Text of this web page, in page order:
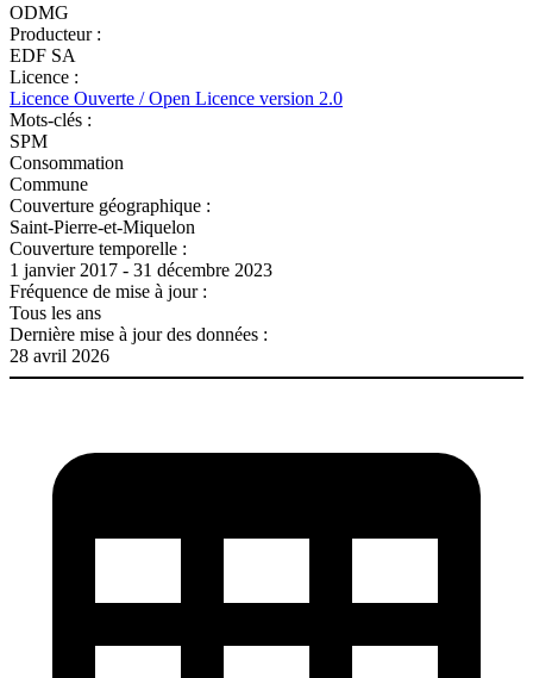
ODMG
Producteur :
EDF SA
Licence :
Licence Ouverte / Open Licence version 2.0
Mots-clés :
SPM
Consommation
Commune
Couverture géographique :
Saint-Pierre-et-Miquelon
Couverture temporelle :
1 janvier 2017 - 31 décembre 2023
Fréquence de mise à jour :
Tous les ans
Dernière mise à jour des données :
28 avril 2026